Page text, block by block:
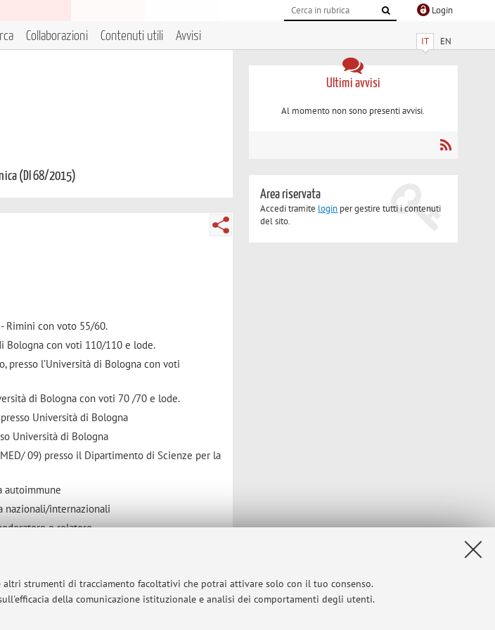
strumenti di tracciamento facoltativi che potrai attivare solo con il tuo consenso.
della comunicazione istituzionale e analisi dei comportamenti degli utenti.
Login
IT EN
Collaborazioni Contenuti utili Avvisi
(DI 68/2015)
Rimini con voto 55/60.
Bologna con voti 110/110 e lode.
presso l’Università di Bologna con voti
di Bologna con voti 70 /70 e lode.
Università di Bologna
Università di Bologna
09) presso il Dipartimento di Scienze per la
autoimmune
nazionali/internazionali
e relatore
Ultimi avvisi
Al momento non sono presenti avvisi.
Area riservata
Accedi tramite login per gestire tutti i contenuti
del sito.